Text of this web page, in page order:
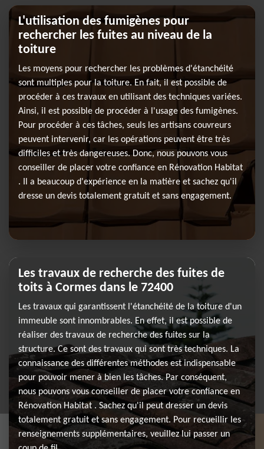
L'utilisation des fumigènes pour
rechercher les fuites au niveau de la
toiture
Les moyens pour rechercher les problèmes d'étanchéité
sont multiples pour la toiture. En fait, il est possible de
procéder à ces travaux en utilisant des techniques variées.
Ainsi, il est possible de procéder à l'usage des fumigènes.
Pour procéder à ces tâches, seuls les artisans couvreurs
peuvent intervenir, car les opérations peuvent être très
difficiles et très dangereuses. Donc, nous pouvons vous
conseiller de placer votre confiance en Rénovation Habitat
. Il a beaucoup d'expérience en la matière et sachez qu'il
dresse un devis totalement gratuit et sans engagement.
Les travaux de recherche des fuites de
toits à Cormes dans le 72400
Les travaux qui garantissent l'étanchéité de la toiture d'un
immeuble sont innombrables. En effet, il est possible de
réaliser des travaux de recherche des fuites sur la
structure. Ce sont des travaux qui sont très techniques. La
connaissance des différentes méthodes est indispensable
pour pouvoir mener à bien les tâches. Par conséquent,
nous pouvons vous conseiller de placer votre confiance en
Rénovation Habitat . Sachez qu'il peut dresser un devis
totalement gratuit et sans engagement. Pour recueillir les
renseignements supplémentaires, veuillez lui passer un